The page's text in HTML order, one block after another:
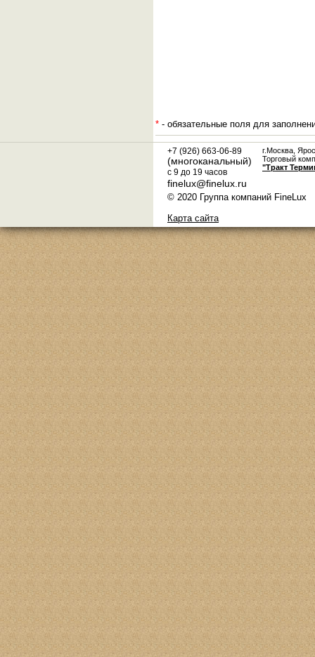
* - обязательные поля для
+7 (926) 663-06-89
(многоканальный)
с 9 до 19 часов
finelux@finelux.ru
г.Москва,
Торговый
"Тракт
© 2020 Группа компаний FineLux
Карта сайта